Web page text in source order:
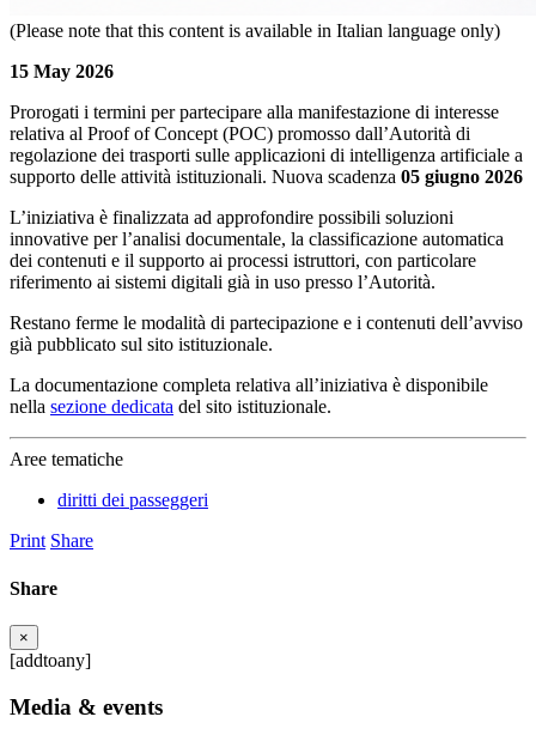
(Please note that this content is available in Italian language only)
15 May 2026
Prorogati i termini per partecipare alla manifestazione di interesse
relativa al Proof of Concept (POC) promosso dall’Autorità di
regolazione dei trasporti sulle applicazioni di intelligenza artificiale a
supporto delle attività istituzionali. Nuova scadenza 05 giugno 2026
L’iniziativa è finalizzata ad approfondire possibili soluzioni
innovative per l’analisi documentale, la classificazione automatica
dei contenuti e il supporto ai processi istruttori, con particolare
riferimento ai sistemi digitali già in uso presso l’Autorità.
Restano ferme le modalità di partecipazione e i contenuti dell’avviso
già pubblicato sul sito istituzionale.
La documentazione completa relativa all’iniziativa è disponibile
nella sezione dedicata del sito istituzionale.
Aree tematiche
diritti dei passeggeri
Print Share
Share
×
[addtoany]
Media & events